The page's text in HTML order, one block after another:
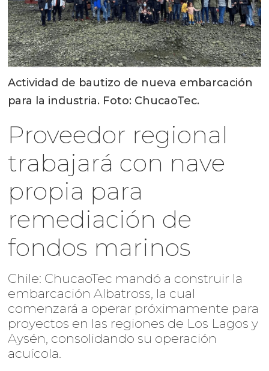
Actividad de bautizo de nueva embarcación
para la industria. Foto: ChucaoTec.
Proveedor regional
trabajará con nave
propia para
remediación de
fondos marinos
Chile: ChucaoTec mandó a construir la
embarcación Albatross, la cual
comenzará a operar próximamente para
proyectos en las regiones de Los Lagos y
Aysén, consolidando su operación
acuícola.